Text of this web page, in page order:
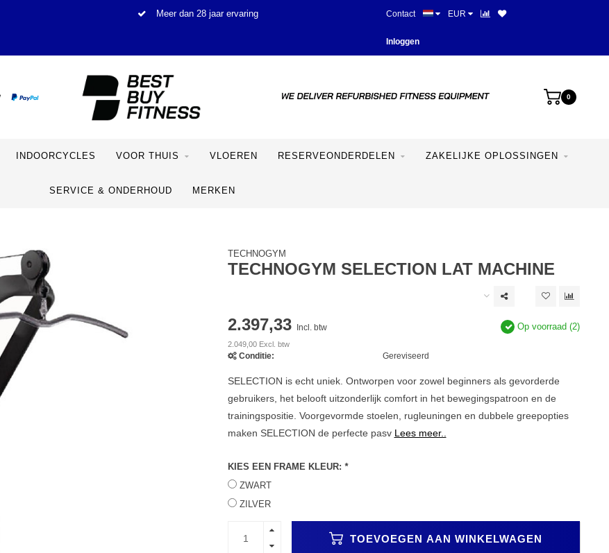
Meer dan 28 jaar ervaring Beste prijzen en mooiste
Contact EUR
Inloggen
0
INDOORCYCLES VOOR THUIS VLOEREN RESERVEONDERDELEN ZAKELIJKE OPLOSSINGEN
SERVICE & ONDERHOUD MERKEN
TECHNOGYM
TECHNOGYM SELECTION LAT MACHINE
2.397,33 Incl. btw
2.049,00 Excl. btw
Op voorraad (2)
Conditie: Gereviseerd
SELECTION is echt uniek. Ontworpen voor zowel beginners als gevorderde
gebruikers, het belooft uitzonderlijk comfort in het bewegingspatroon en de
trainingspositie. Voorgevormde stoelen, rugleuningen en dubbele greepopties
maken SELECTION de perfecte pasv Lees meer..
KIES EEN FRAME KLEUR: *
ZWART
ZILVER
TOEVOEGEN AAN WINKELWAGEN